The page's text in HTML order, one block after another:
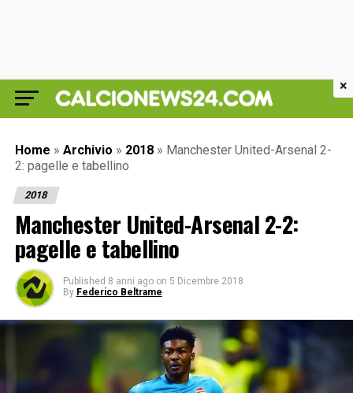
Home » Archivio » 2018 » Manchester United-Arsenal 2-
2: pagelle e tabellino
2018
Manchester United-Arsenal 2-2:
pagelle e tabellino
Published 8 anni ago on 5 Dicembre 2018
By Federico Beltrame
×